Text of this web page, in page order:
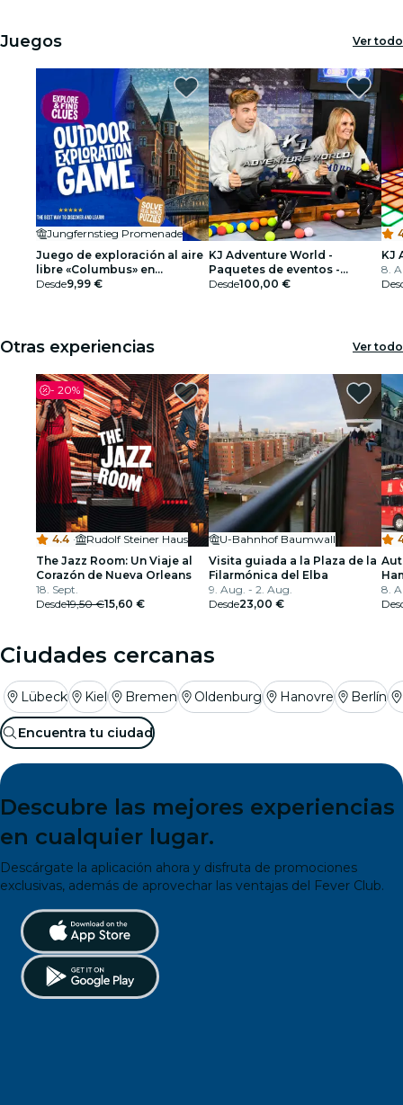
Juegos Ver todo
Jungfernstieg Promenade
Juego de exploración al aire
libre «Columbus» en
Hamburgo
Desde9,99 €
KJ Adventure World -
Paquetes de eventos -
Tarjeta regalo
Desde100,00 €
KJ
8.
Otras experiencias Ver todo
- 20%
4.4 ·
Rudolf Steiner Haus
The Jazz Room: Un Viaje al
Corazón de Nueva Orleans
18. Sept.
Desde19,50 €15,60 €
U-Bahnhof Baumwall
Visita guiada a la Plaza de la
Filarmónica del Elba
9. Aug. - 2. Aug.
Desde23,00 €
8.
Ciudades cercanas
Lübeck Kiel Bremen Oldenburg Hanovre Berlín
Encuentra tu ciudad
Descubre las mejores experiencias
en cualquier lugar.
Descárgate la aplicación ahora y disfruta de promociones
exclusivas, además de aprovechar las ventajas del Fever Club.